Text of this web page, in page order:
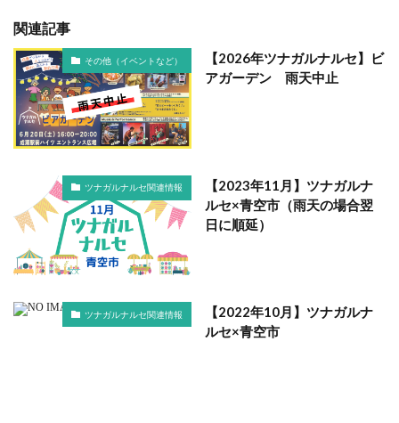
関連記事
その他（イベントなど）
【2026年ツナガルナルセ】ビ
アガーデン 雨天中止
ツナガルナルセ関連情報
【2023年11月】ツナガルナ
ルセ×青空市（雨天の場合翌
日に順延）
ツナガルナルセ関連情報
【2022年10月】ツナガルナ
ルセ×青空市